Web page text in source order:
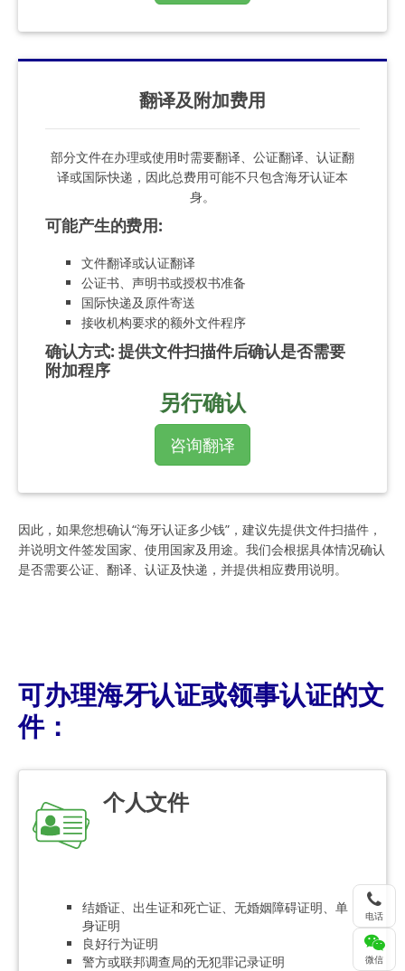
翻译及附加费用
部分文件在办理或使用时需要翻译、公证翻译、认证翻
译或国际快递，因此总费用可能不只包含海牙认证本
身。
可能产生的费用:
文件翻译或认证翻译
公证书、声明书或授权书准备
国际快递及原件寄送
接收机构要求的额外文件程序
确认方式:提供文件扫描件后确认是否需要
附加程序
另行确认
咨询翻译
因此，如果您想确认“海牙认证多少钱”，建议先提供文件扫描件，
并说明文件签发国家、使用国家及用途。我们会根据具体情况确认
是否需要公证、翻译、认证及快递，并提供相应费用说明。
可办理海牙认证或领事认证的文
件：
个人文件
结婚证、出生证和死亡证、无婚姻障碍证明、单
身证明
良好行为证明
警方或联邦调查局的无犯罪记录证明
电话
微信